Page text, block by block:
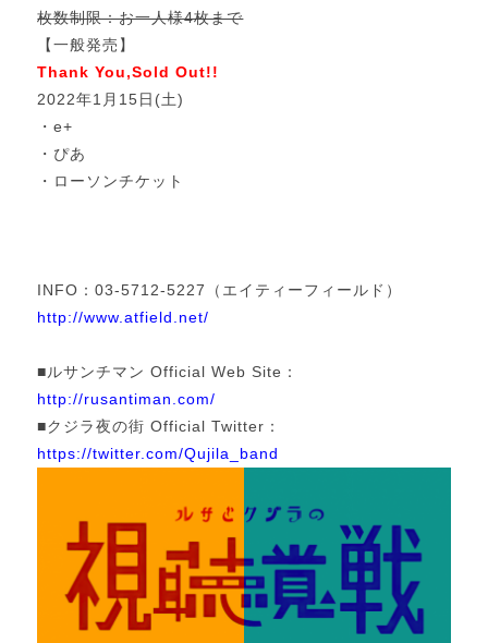
枚数制限：お一人様4枚まで
【一般発売】
Thank You,Sold Out!!
2022年1月15日(土)
・e+
・ぴあ
・ローソンチケット
INFO：03-5712-5227（エイティーフィールド）
http://www.atfield.net/
■ルサンチマン Official Web Site：
http://rusantiman.com/
■クジラ夜の街 Official Twitter：
https://twitter.com/Qujila_band